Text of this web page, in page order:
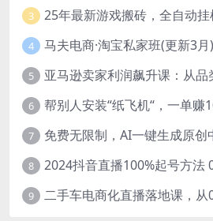
3
4 马夫电商·淘宝私家班(更新3月)
5
6
7
8
9